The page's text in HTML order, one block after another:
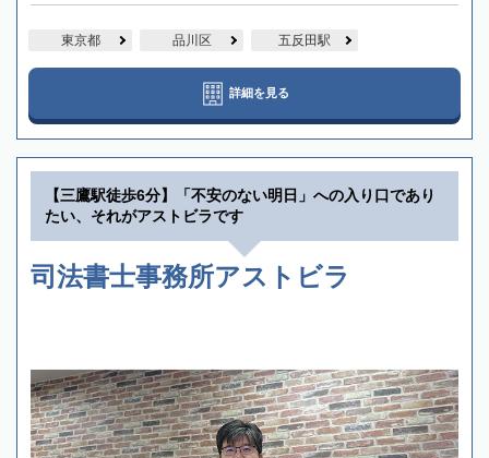
東京都 品川区 五反田駅
詳細を見る
【三鷹駅徒歩6分】「不安のない明日」への入り口であり
たい、それがアストビラです
司法書士事務所アストビラ